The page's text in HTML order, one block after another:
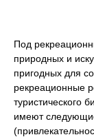
Под
природных и
пригодных для
рекреационные
туристического
имеют